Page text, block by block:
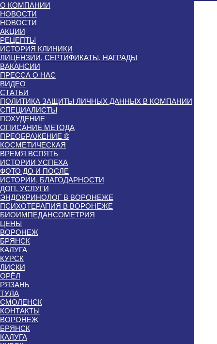
О КОМПАНИИ
НОВОСТИ
НОВОСТИ
АКЦИИ
РЕЦЕПТЫ
ИСТОРИЯ КЛИНИКИ
ЛИЦЕНЗИИ, СЕРТИФИКАТЫ, НАГРАДЫ
ВАКАНСИИ
ПРЕССА О НАС
ВИДЕО
СТАТЬИ
ПОЛИТИКА ЗАЩИТЫ ЛИЧНЫХ ДАННЫХ В КОМПАНИИ
СПЕЦИАЛИСТЫ
ПОХУДЕНИЕ
ОПИСАНИЕ МЕТОДА
ПРЕОБРАЖЕНИЕ ®
КОСМЕТИЧЕСКАЯ
ВРЕМЯ ВСПЯТЬ
ИСТОРИИ УСПЕХА
ФОТО ДО И ПОСЛЕ
ИСТОРИИ, БЛАГОДАРНОСТИ
ДОП. УСЛУГИ
ЭНДОКРИНОЛОГ В ВОРОНЕЖЕ
ПСИХОТЕРАПИЯ В ВОРОНЕЖЕ
БИОИМПЕДАНСОМЕТРИЯ
ЦЕНЫ
ВОРОНЕЖ
БРЯНСК
КАЛУГА
КУРСК
ЛИСКИ
ОРЁЛ
РЯЗАНЬ
ТУЛА
СМОЛЕНСК
КОНТАКТЫ
ВОРОНЕЖ
БРЯНСК
КАЛУГА